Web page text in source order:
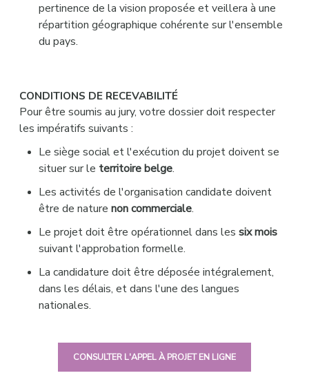
pertinence de la vision proposée et veillera à une
répartition géographique cohérente sur l'ensemble
du pays.
CONDITIONS DE RECEVABILITÉ
Pour être soumis au jury, votre dossier doit respecter
les impératifs suivants :
Le siège social et l'exécution du projet doivent se
situer sur le territoire belge.
Les activités de l'organisation candidate doivent
être de nature non commerciale.
Le projet doit être opérationnel dans les six mois
suivant l'approbation formelle.
La candidature doit être déposée intégralement,
dans les délais, et dans l'une des langues
nationales.
CONSULTER L'APPEL À PROJET EN LIGNE